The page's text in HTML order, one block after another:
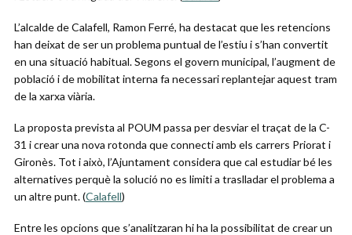
L’alcalde de Calafell, Ramon Ferré, ha destacat que les retencions
han deixat de ser un problema puntual de l’estiu i s’han convertit
en una situació habitual. Segons el govern municipal, l’augment de
població i de mobilitat interna fa necessari replantejar aquest tram
de la xarxa viària.
La proposta prevista al POUM passa per desviar el traçat de la C-
31 i crear una nova rotonda que connecti amb els carrers Priorat i
Gironès. Tot i això, l’Ajuntament considera que cal estudiar bé les
alternatives perquè la solució no es limiti a traslladar el problema a
un altre punt. (Calafell⁠)
Entre les opcions que s’analitzaran hi ha la possibilitat de crear un